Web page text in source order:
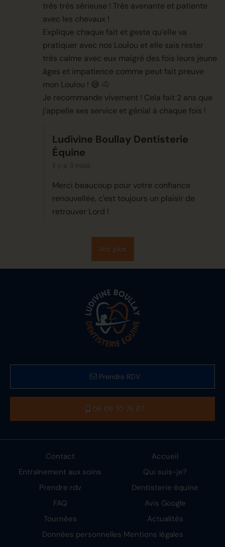
très très sérieuse ! Très avenante et patiente
avec les chevaux !
Explique chaque fait et geste qu’elle va
pratiquer avec nos Loulou et elle sais rester
très calme avec eux malgré des fois leurs jeune
âges et impatience comme peut fait preuve
mon Loulou ! 😅 🐴
Je recommande vivement ! Cela fait 2 ans que
j’appelle ses service et génial à chaque fois !
Ludivine Boullay Dentisterie
Équine
Merci beaucoup pour votre confiance
renouvellée, c'est toujours un plaisir de
retrouver Lord !
Voir plus
Prendre RDV
06 08 70 75 67
Accueil
Qui suis-je?
Dentisterie équine
Entraînement aux soins
Prendre rdv
FAQ
Tournées
Avis Google
Actualités
Contact
Données personnelles Mentions légales